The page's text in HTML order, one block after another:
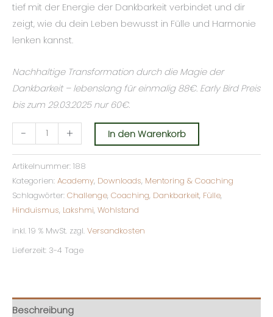
tief mit der Energie der Dankbarkeit verbindet und dir
zeigt, wie du dein Leben bewusst in Fülle und Harmonie
lenken kannst.
Nachhaltige Transformation durch die Magie der
Dankbarkeit – lebenslang für einmalig 88€. Early Bird Preis
bis zum 29.03.2025 nur 60€.
- + In den Warenkorb
Artikelnummer: 188
Kategorien: Academy, Downloads, Mentoring & Coaching
Schlagwörter: Challenge, Coaching, Dankbarkeit, Fülle,
Hinduismus, Lakshmi, Wohlstand
inkl. 19 % MwSt. zzgl. Versandkosten
Lieferzeit: 3-4 Tage
Beschreibung